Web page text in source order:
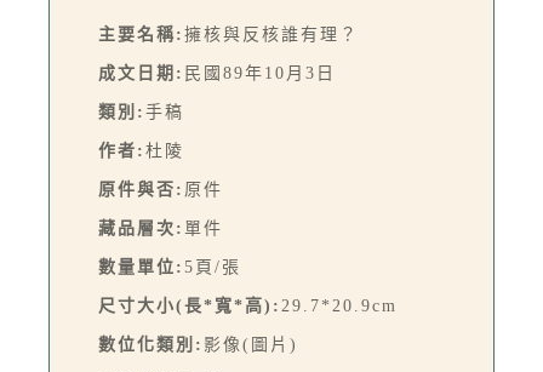
主要名稱: 擁核與反核誰有理？
成文日期: 民國89年10月3日
類別: 手稿
作者: 杜陵
原件與否: 原件
藏品層次: 單件
數量單位: 5頁/張
尺寸大小(長*寬*高): 29.7*20.9cm
數位化類別: 影像(圖片)